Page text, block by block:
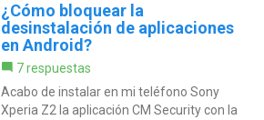
¿Cómo bloquear la
desinstalación de aplicaciones
en Android?
7 respuestas
Acabo de instalar en mi teléfono Sony
Xperia Z2 la aplicación CM Security con la